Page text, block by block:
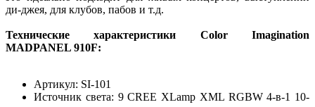
ди-джея, для клубов, пабов и т.д.
Технические характеристики Color Imagination
MADPANEL 910F:
Артикул: SI-101
Источник света: 9 CREE XLamp XML RGBW 4-в-1 10-